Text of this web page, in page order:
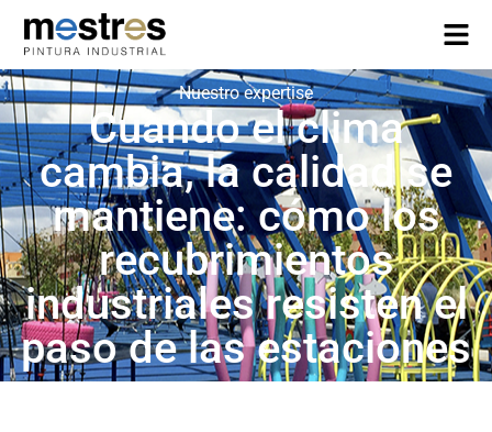
Nuestro expertise
Cuando el clima
cambia, la calidad se
mantiene: cómo los
recubrimientos
industriales resisten el
paso de las estaciones